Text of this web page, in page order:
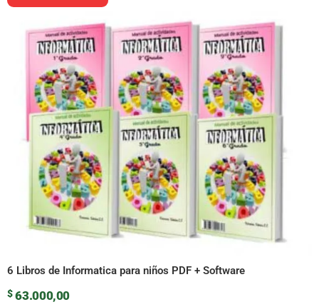
6 Libros de Informatica para niños PDF + Software
$63.000,00